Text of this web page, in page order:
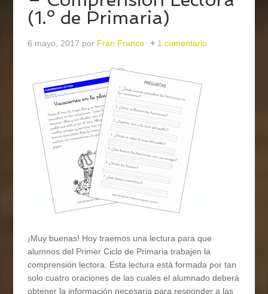
(1.º de Primaria)
6 mayo, 2017 por Fran Franco 1 comentario
¡Muy buenas! Hoy traemos una lectura para que
alumnos del Primer Ciclo de Primaria trabajen la
comprensión lectora. Esta lectura está formada por tan
solo cuatro oraciones de las cuales el alumnado deberá
obtener la información necesaria para responder a las